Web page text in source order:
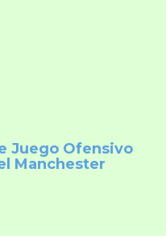
Juego Ofensivo
Manchester